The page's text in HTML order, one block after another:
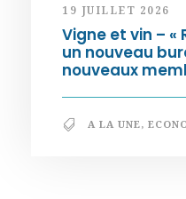
19 JUILLET 2026
Vigne et vin – «
un nouveau
nouveaux
A LA UNE,